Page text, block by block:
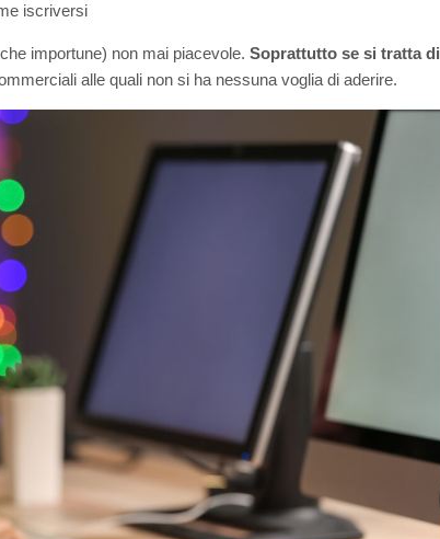
iscriversi
importune) non mai piacevole. Soprattutto se si tratta di
alle quali non si ha nessuna voglia di aderire.